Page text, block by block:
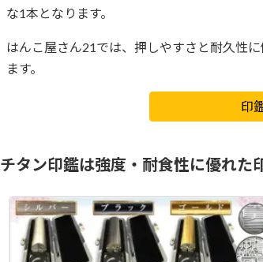
な1本となります。
はんこ屋さん21では、押しやすさと耐久性
ます。
印
チタン印鑑は強度・耐食性に優れた